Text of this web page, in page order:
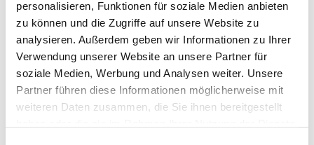
personalisieren, Funktionen für soziale Medien anbieten
zu können und die Zugriffe auf unsere Website zu
analysieren. Außerdem geben wir Informationen zu Ihrer
Verwendung unserer Website an unsere Partner für
soziale Medien, Werbung und Analysen weiter. Unsere
Partner führen diese Informationen möglicherweise mit
weiteren Daten zusammen, die Sie ihnen bereitgestellt
nach den allgemeinen Gesetzen
verantwortlich. Wir sind jedoch
nicht verpflichtet, übermittelte
oder gespeicherte fremde
Informationen zu überwachen oder
nach Umständen zu forschen, die
auf eine rechtswidrige Tätigkeit